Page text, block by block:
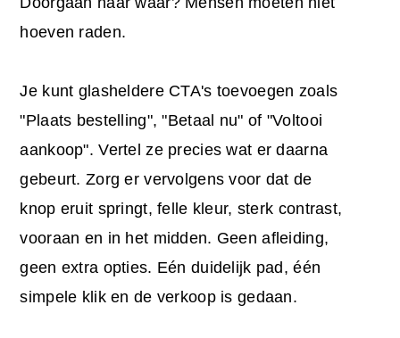
hoeven raden.
Je kunt glasheldere CTA's toevoegen zoals
"Plaats bestelling", "Betaal nu" of "Voltooi
aankoop". Vertel ze precies wat er daarna
gebeurt. Zorg er vervolgens voor dat de
knop eruit springt, felle kleur, sterk contrast,
vooraan en in het midden. Geen afleiding,
geen extra opties. Eén duidelijk pad, één
simpele klik en de verkoop is gedaan.